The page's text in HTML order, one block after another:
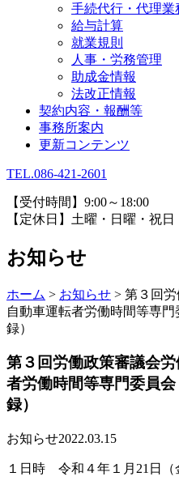
手続代行・代理業
給与計算
就業規則
人事・労務管理
助成金情報
法改正情報
契約内容・報酬等
事務所案内
更新コンテンツ
TEL.086-421-2601
【受付時間】9:00～18:00
【定休日】土曜・日曜・祝日
お知らせ
ホーム > お知らせ > 第３回
自動車運転者労働時間等専
録）
第３回労働政策審議会
者労働時間等専門委員
録）
お知らせ2022.03.15
１日時 令和４年１月21日（